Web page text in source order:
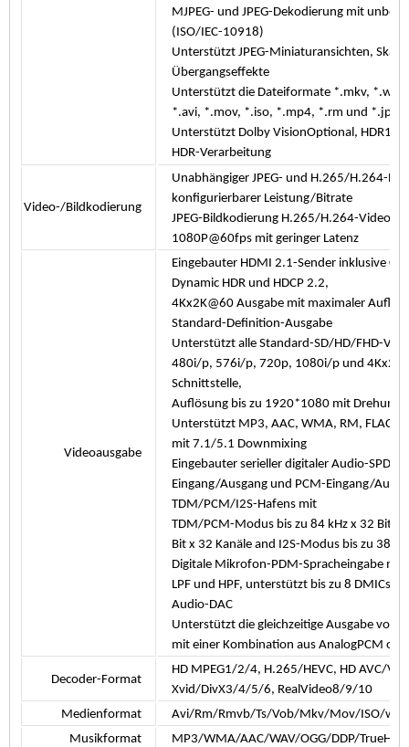
MJPEG- und JPEG-Dekodierung mit
(ISO/IEC-10918)
Unterstützt JPEG-Miniaturansichten,
Übergangseffekte
Unterstützt die Dateiformate *.mkv,
*.avi, *.mov, *.iso, *.mp4, *.rm und *.jpg
Unterstützt Dolby VisionOptional, HDR10,
HDR-Verarbeitung
Video-/Bildkodierung
Unabhängiger JPEG- und H.265/H.264-
konfigurierbarer Leistung/Bitrate
JPEG-Bildkodierung H.265/H.264-
1080P@60fps mit geringer Latenz
Videoausgabe
Eingebauter HDMI 2.1-Sender inklusive
Dynamic HDR und HDCP 2.2,
4Kx2K@60 Ausgabe mit maximaler
Standard-Definition-Ausgabe
Unterstützt alle Standard-SD/HD/FHD-
480i/p, 576i/p, 720p, 1080i/p und 4Kx2K
Schnittstelle,
Auflösung bis zu 1920*1080 mit Drehung
Unterstützt MP3, AAC, WMA, RM, FLAC,
mit 7.1/5.1 Downmixing
Eingebauter serieller digitaler Audio-SPDIF/
Eingang/Ausgang und PCM-Eingang/
TDM/PCM/I2S-Hafens mit
TDM/PCM-Modus bis zu 84 kHz x 32 Bit x
Bit x 32 Kanäle and I2S-Modus bis zu 384
Digitale Mikrofon-PDM-Spracheingabe mit
LPF und HPF, unterstützt bis zu 8 DMICs
Audio-DAC
Unterstützt die gleichzeitige Ausgabe von
mit einer Kombination aus AnalogPCM
Decoder-Format
HD MPEG1/2/4, H.265/HEVC, HD AVC/
Xvid/DivX3/4/5/6, RealVideo8/9/10
Medienformat
Avi/Rm/Rmvb/Ts/Vob/Mkv/Mov/ISO/
Musikformat
MP3/WMA/AAC/WAV/OGG/DDP/TrueHD/